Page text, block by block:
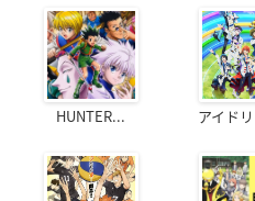
HUNTER... アイド